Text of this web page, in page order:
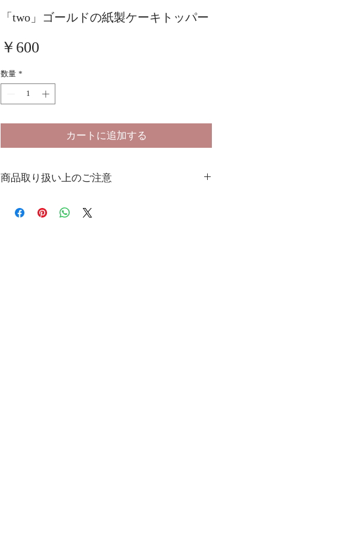
「two」ゴールドの紙製ケーキトッパー
￥600
数量 *
カートに追加する
商品取り扱い上のご注意
れ等が発生する場合がございます。